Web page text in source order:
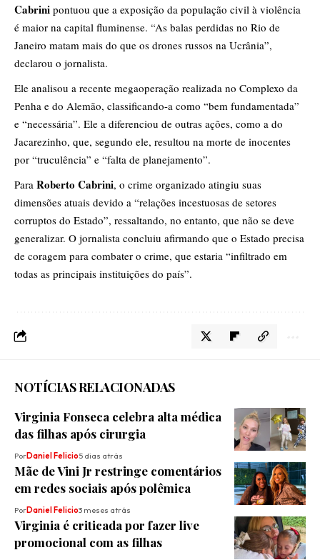
Cabrini pontuou que a exposição da população civil à violência
é maior na capital fluminense. “As balas perdidas no Rio de
Janeiro matam mais do que os drones russos na Ucrânia”,
declarou o jornalista.
Ele analisou a recente megaoperação realizada no Complexo da
Penha e do Alemão, classificando-a como “bem fundamentada”
e “necessária”. Ele a diferenciou de outras ações, como a do
Jacarezinho, que, segundo ele, resultou na morte de inocentes
por “truculência” e “falta de planejamento”.
Para Roberto Cabrini, o crime organizado atingiu suas
dimensões atuais devido a “relações incestuosas de setores
corruptos do Estado”, ressaltando, no entanto, que não se deve
generalizar. O jornalista concluiu afirmando que o Estado precisa
de coragem para combater o crime, que estaria “infiltrado em
todas as principais instituições do país”.
NOTÍCIAS RELACIONADAS
Virginia Fonseca celebra alta médica
das filhas após cirurgia
PorDaniel Felicio5 dias atrás
Mãe de Vini Jr restringe comentários
em redes sociais após polêmica
PorDaniel Felicio3 meses atrás
Virginia é criticada por fazer live
promocional com as filhas